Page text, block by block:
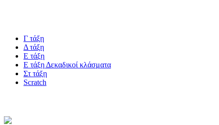
Γ τάξη
Δ τάξη
Ε τάξη
Ε τάξη Δεκαδικοί κλάσματα
Στ τάξη
Scratch